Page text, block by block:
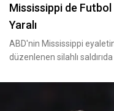
Mississippi de Futbol
Yaralı
ABD'nin Mississippi
düzenlenen silahlı